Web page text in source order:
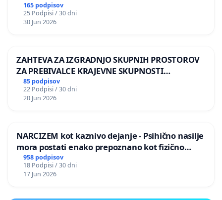
165 podpisov
25 Podpisi / 30 dni
30 Jun 2026
ZAHTEVA ZA IZGRADNJO SKUPNIH PROSTOROV
ZA PREBIVALCE KRAJEVNE SKUPNOSTI
PRESTRANEK
85 podpisov
22 Podpisi / 30 dni
20 Jun 2026
NARCIZEM kot kaznivo dejanje - Psihično nasilje
mora postati enako prepoznano kot fizično
nasilje
958 podpisov
18 Podpisi / 30 dni
17 Jun 2026